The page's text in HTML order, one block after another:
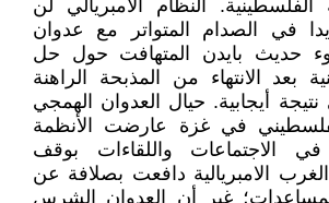
الفلسطينية. النظام الامبريالي لن
في الصدام المتواتر مع عدوان
حديث بايدن المتهافت حول حل
بعد الانتهاء من المذبحة الراهنة
أيجابية. حيال العدوان الهمجي
في غزة عارضت الأنظمة
في الاجتماعات واللقاءات بوقف
الغرب الامبريالية دافعت بصلافة عن
غير أن العدوان الشرس